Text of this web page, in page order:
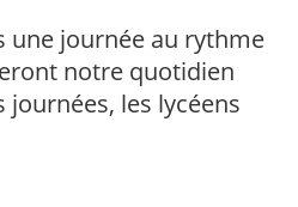
une journée au rythme
notre quotidien
les lycéens